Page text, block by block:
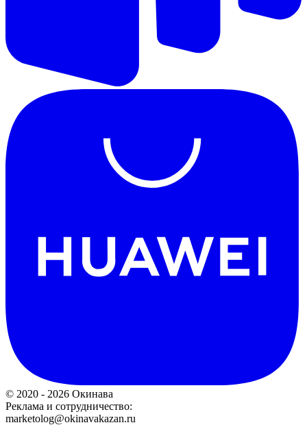
© 2020 - 2026 Окинава
Реклама и сотрудничество:
marketolog@okinavakazan.ru